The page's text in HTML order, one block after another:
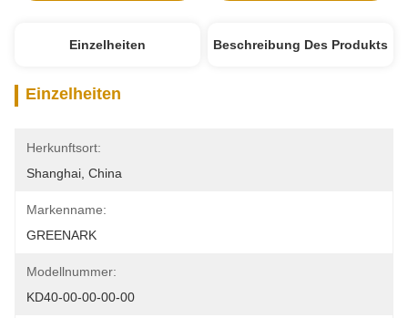
Einzelheiten Beschreibung Des Produkts
Einzelheiten
Herkunftsort:
Shanghai, China
Markenname:
GREENARK
Modellnummer:
KD40-00-00-00-00